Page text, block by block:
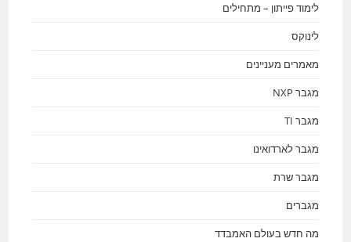
לימוד פייתון – מתחילים
לינוקס
מאמרים מעניינים
מגבר NXP
מגבר TI
מגבר לארדואינו
מגבר שרת
מגברים
מה חדש בעולם האמבדד